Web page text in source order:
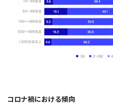
コロナ禍における傾向